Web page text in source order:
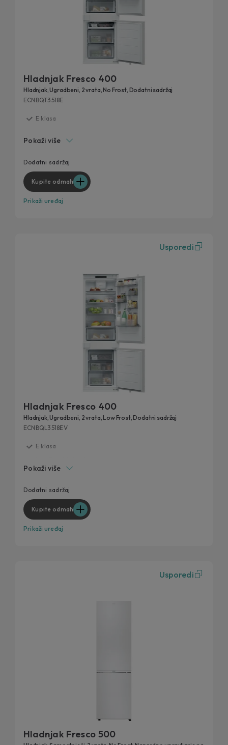
Hladnjak Fresco 400
Hladnjak, Ugradbeni, 2 vrata, No Frost, Dodatni sadržaj
ECNBQT3518E
E klasa
Idealna ladica za voće i povrće
Total No Frost tehnologija
Pokaži više
Dodatni sadržaj
Kupite odmah
Prikaži uređaj
Usporedi
Hladnjak Fresco 400
Hladnjak, Ugradbeni, 2 vrata, Low Frost, Dodatni sadržaj
ECNBQL3518EV
E klasa
Funkcije: Super Cool, Super Freeze
Pokaži više
Dodatni sadržaj
Kupite odmah
Prikaži uređaj
Usporedi
Hladnjak Fresco 500